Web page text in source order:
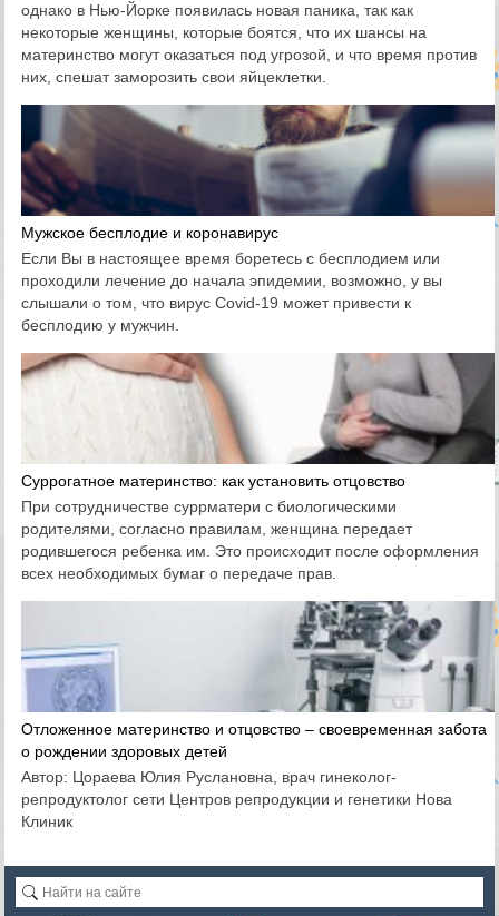
однако в Нью-Йорке появилась новая паника, так как
некоторые женщины, которые боятся, что их шансы на
материнство могут оказаться под угрозой, и что время против
них, спешат заморозить свои яйцеклетки.
Мужское бесплодие и коронавирус
Если Вы в настоящее время боретесь с бесплодием или
проходили лечение до начала эпидемии, возможно, у вы
слышали о том, что вирус Covid-19 может привести к
бесплодию у мужчин.
Суррогатное материнство: как установить отцовство
При сотрудничестве суррматери с биологическими
родителями, согласно правилам, женщина передает
родившегося ребенка им. Это происходит после оформления
всех необходимых бумаг о передаче прав.
Отложенное материнство и отцовство – своевременная забота
о рождении здоровых детей
Автор: Цораева Юлия Руслановна, врач гинеколог-
репродуктолог сети Центров репродукции и генетики Нова
Клиник